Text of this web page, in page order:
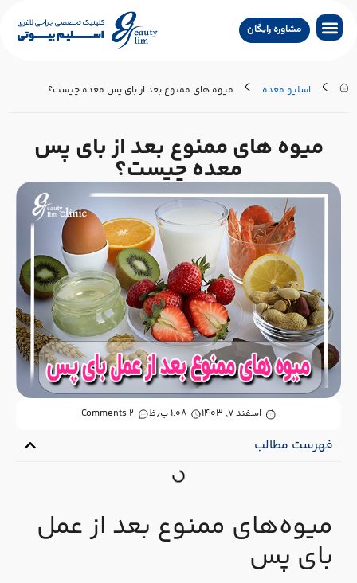
مشاوره رایگان
اسلیو معده میوه های ممنوع بعد از بای پس معده چیست؟
میوه های ممنوع بعد از بای پس
معده چیست؟
اسفند ۷, ۱۴۰۳ ۱:۰۸ ب٫ظ 2 Comments
فهرست مطالب
میوه‌های ممنوع بعد از عمل
بای‌ پس